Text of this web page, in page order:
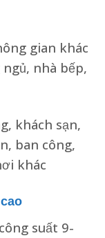
gian khác
nhà bếp,
khách sạn,
ban công,
khác
suất 9-